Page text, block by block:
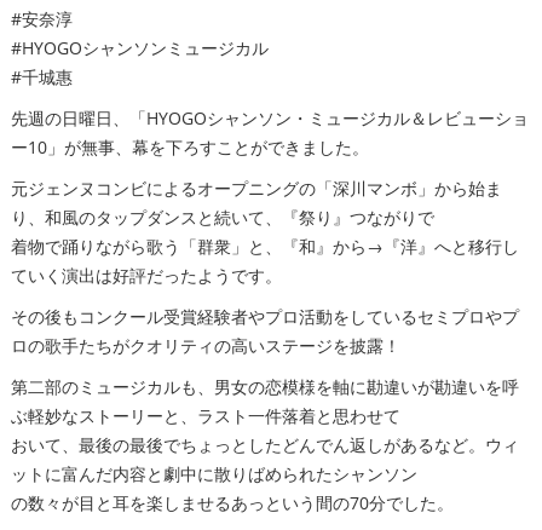
#安奈淳
#HYOGOシャンソンミュージカル
#千城惠
先週の日曜日、「HYOGOシャンソン・ミュージカル＆レビューショ
ー10」が無事、幕を下ろすことができました。
元ジェンヌコンビによるオープニングの「深川マンボ」から始ま
り、和風のタップダンスと続いて、『祭り』つながりで
着物で踊りながら歌う「群衆」と、『和』から→『洋』へと移行し
ていく演出は好評だったようです。
その後もコンクール受賞経験者やプロ活動をしているセミプロやプ
ロの歌手たちがクオリティの高いステージを披露！
第二部のミュージカルも、男女の恋模様を軸に勘違いが勘違いを呼
ぶ軽妙なストーリーと、ラスト一件落着と思わせて
おいて、最後の最後でちょっとしたどんでん返しがあるなど。ウィ
ットに富んだ内容と劇中に散りばめられたシャンソン
の数々が目と耳を楽しませるあっという間の70分でした。